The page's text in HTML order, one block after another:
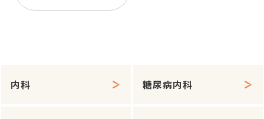
内科 糖尿病内科